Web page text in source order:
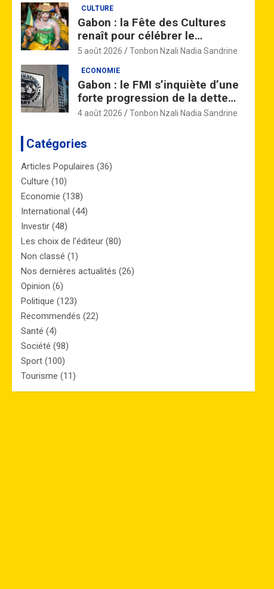
CULTURE
Gabon : la Fête des Cultures
renaît pour célébrer le
patrimoine et l’unité nationale
5 août 2026 Tonbon Nzali Nadia Sandrine
ECONOMIE
Gabon : le FMI s’inquiète d’une
forte progression de la dette
publique à l’horizon 2027
4 août 2026 Tonbon Nzali Nadia Sandrine
Catégories
Articles Populaires (36)
Culture (10)
Economie (138)
International (44)
Investir (48)
Les choix de l'éditeur (80)
Non classé (1)
Nos dernières actualités (26)
Opinion (6)
Politique (123)
Recommendés (22)
Santé (4)
Société (98)
Sport (100)
Tourisme (11)